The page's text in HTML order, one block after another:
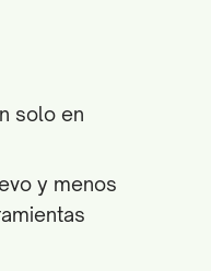
solo en
y menos